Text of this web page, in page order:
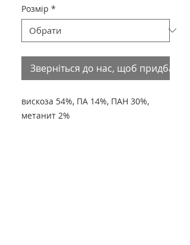
Розмір *
Зверніться до нас, щоб придбати
вискоза 54%, ПА 14%, ПАН 30%,
метанит 2%